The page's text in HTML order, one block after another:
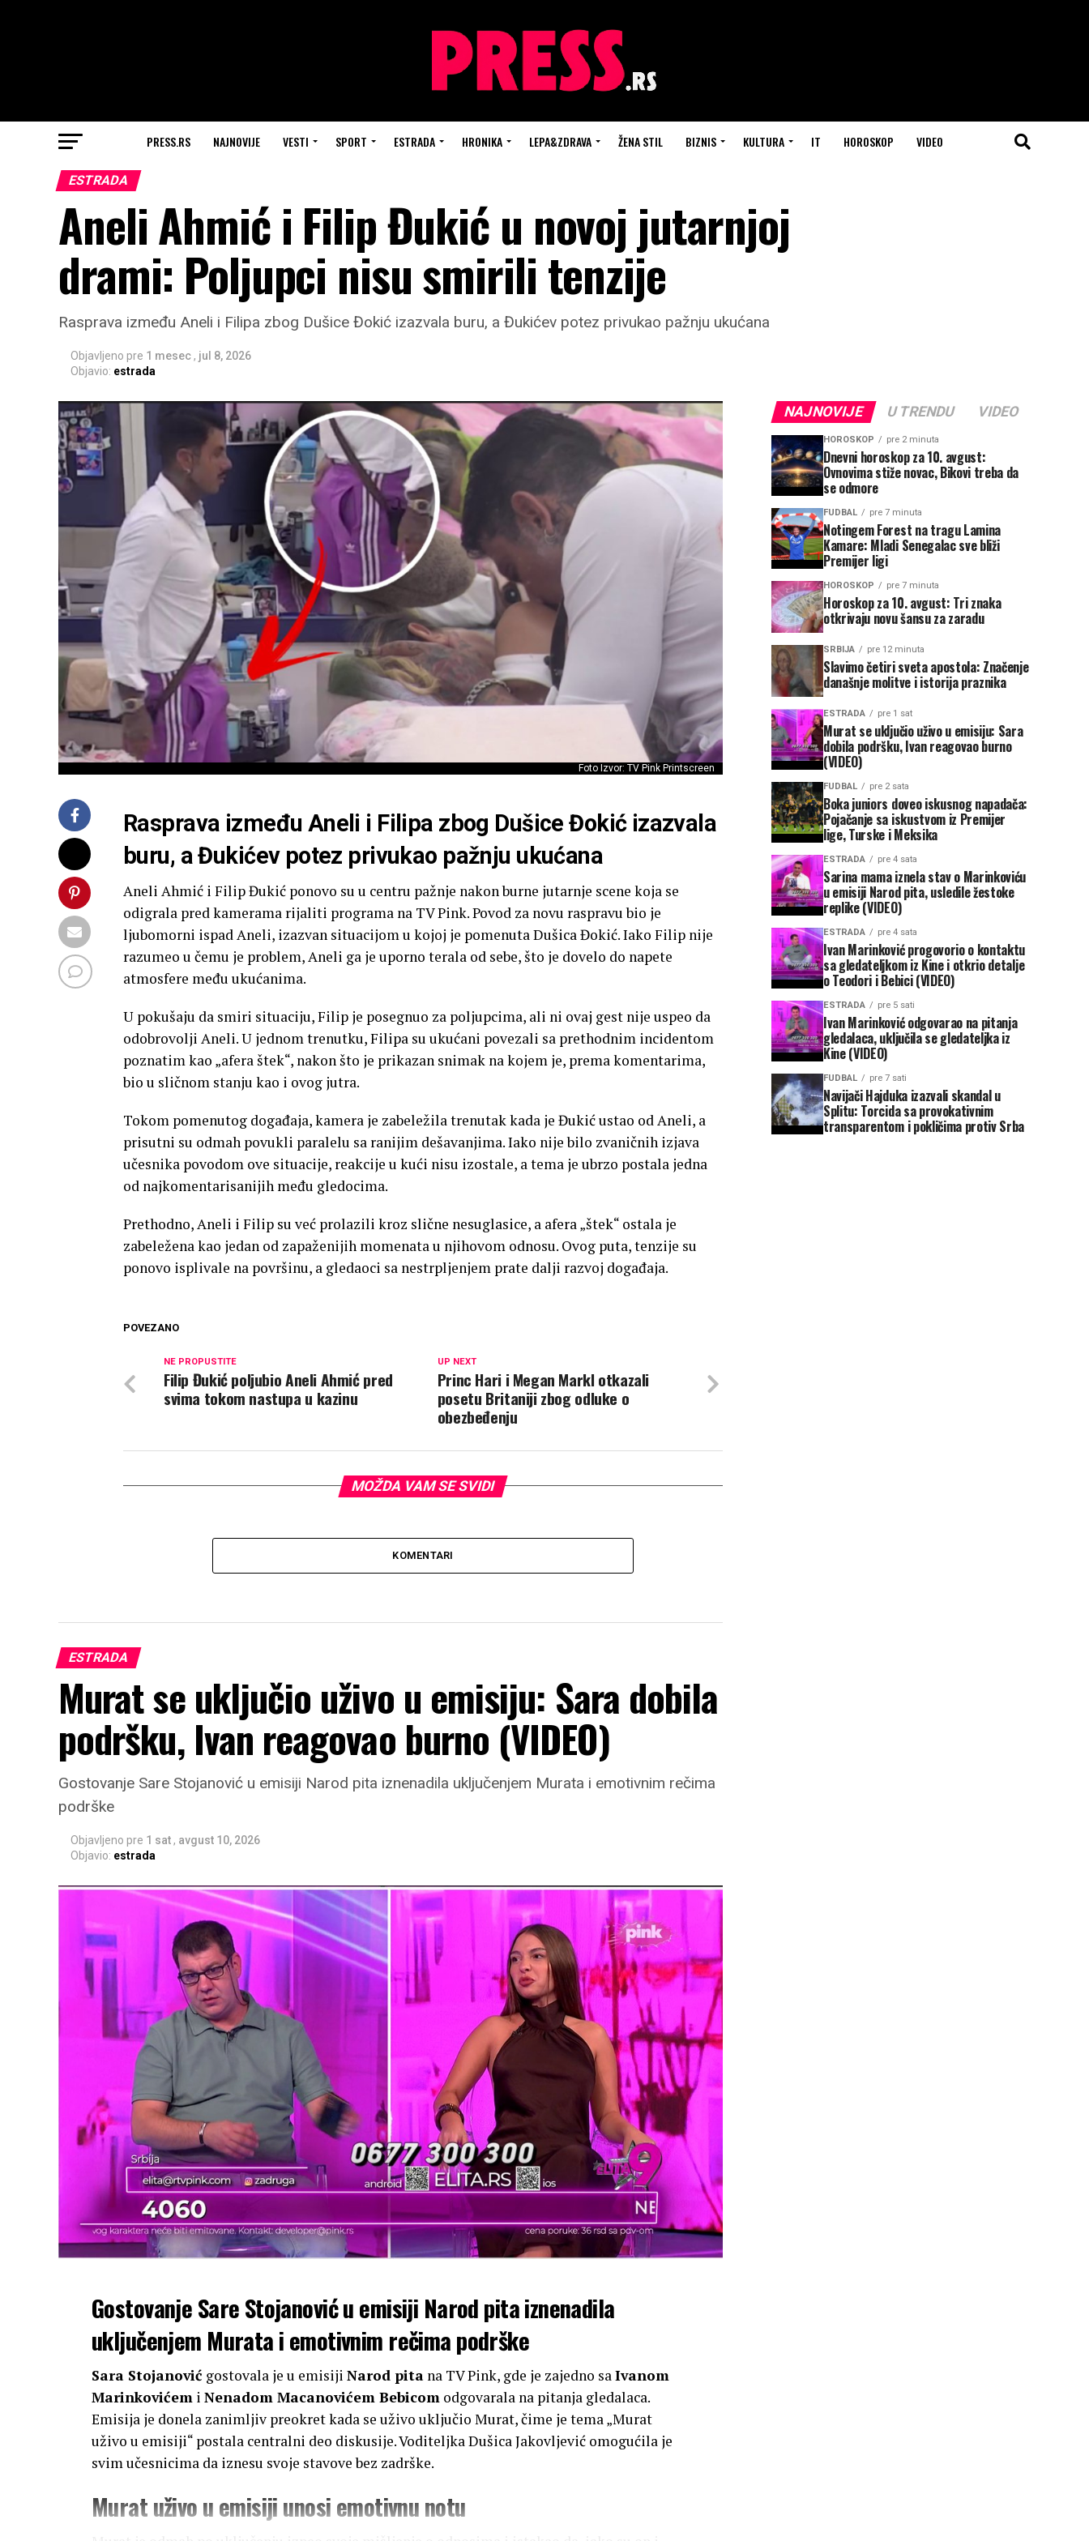
PRESS.RS NAJNOVIJE VESTI SPORT ESTRADA HRONIKA LEPA&ZDRAVA ŽENA STIL BIZNIS KULTURA IT HOROSKOP VIDEO
ESTRADA
Aneli Ahmić i Filip Đukić u novoj jutarnjoj
drami: Poljupci nisu smirili tenzije
Rasprava između Aneli i Filipa zbog Dušice Đokić izazvala buru, a Đukićev potez privukao pažnju ukućana
Objavljeno pre 1 mesec , jul 8, 2026
Objavio: estrada
Foto Izvor: TV Pink Printscreen
Rasprava između Aneli i Filipa zbog Dušice Đokić izazvala
buru, a Đukićev potez privukao pažnju ukućana
Aneli Ahmić i Filip Đukić ponovo su u centru pažnje nakon burne jutarnje scene koja se
odigrala pred kamerama rijaliti programa na TV Pink. Povod za novu raspravu bio je
ljubomorni ispad Aneli, izazvan situacijom u kojoj je pomenuta Dušica Đokić. Iako Filip nije
razumeo u čemu je problem, Aneli ga je uporno terala od sebe, što je dovelo do napete
atmosfere među ukućanima.
U pokušaju da smiri situaciju, Filip je posegnuo za poljupcima, ali ni ovaj gest nije uspeo da
odobrovolji Aneli. U jednom trenutku, Filipa su ukućani povezali sa prethodnim incidentom
poznatim kao „afera štek“, nakon što je prikazan snimak na kojem je, prema komentarima,
bio u sličnom stanju kao i ovog jutra.
Tokom pomenutog događaja, kamera je zabeležila trenutak kada je Đukić ustao od Aneli, a
prisutni su odmah povukli paralelu sa ranijim dešavanjima. Iako nije bilo zvaničnih izjava
učesnika povodom ove situacije, reakcije u kući nisu izostale, a tema je ubrzo postala jedna
od najkomentarisanijih među gledocima.
Prethodno, Aneli i Filip su već prolazili kroz slične nesuglasice, a afera „štek“ ostala je
zabeležena kao jedan od zapaženijih momenata u njihovom odnosu. Ovog puta, tenzije su
ponovo isplivale na površinu, a gledaoci sa nestrpljenjem prate dalji razvoj događaja.
POVEZANO
UP NEXT
Princ Hari i Megan Markl otkazali
posetu Britaniji zbog odluke o
obezbeđenju
NE PROPUSTITE
Filip Đukić poljubio Aneli Ahmić pred
svima tokom nastupa u kazinu
MOŽDA VAM SE SVIDI
KOMENTARI
ESTRADA
Murat se uključio uživo u emisiju: Sara dobila
podršku, Ivan reagovao burno (VIDEO)
Gostovanje Sare Stojanović u emisiji Narod pita iznenadila uključenjem Murata i emotivnim rečima
podrške
Objavljeno pre 1 sat , avgust 10, 2026
Objavio: estrada
Gostovanje Sare Stojanović u emisiji Narod pita iznenadila
uključenjem Murata i emotivnim rečima podrške
Sara Stojanović gostovala je u emisiji Narod pita na TV Pink, gde je zajedno saIvanom
Marinkovićem i Nenadom Macanovićem Bebicom odgovarala na pitanja gledalaca.
Emisija je donela zanimljiv preokret kada se uživo uključio Murat, čime je tema „Murat
uživo u emisiji“ postala centralni deo diskusije. Voditeljka Dušica Jakovljević omogućila je
svim učesnicima da iznesu svoje stavove bez zadrške.
Murat uživo u emisiji unosi emotivnu notu
NAJNOVIJE U TRENDU VIDEO
HOROSKOP pre 2 minuta
Dnevni horoskop za 10. avgust:
Ovnovima stiže novac, Bikovi treba da
se odmore
FUDBAL pre 7 minuta
Notingem Forest na tragu Lamina
Kamare: Mladi Senegalac sve bliži
Premijer ligi
HOROSKOP pre 7 minuta
Horoskop za 10. avgust: Tri znaka
otkrivaju novu šansu za zaradu
SRBIJA pre 12 minuta
Slavimo četiri sveta apostola: Značenje
današnje molitve i istorija praznika
ESTRADA pre 1 sat
Murat se uključio uživo u emisiju: Sara
dobila podršku, Ivan reagovao burno
(VIDEO)
FUDBAL pre 2 sata
Boka juniors doveo iskusnog napadača:
Pojačanje sa iskustvom iz Premijer
lige, Turske i Meksika
ESTRADA pre 4 sata
Sarina mama iznela stav o Marinkoviću
u emisiji Narod pita, usledile žestoke
replike (VIDEO)
ESTRADA pre 4 sata
Ivan Marinković progovorio o kontaktu
sa gledateljkom iz Kine i otkrio detalje
o Teodori i Bebici (VIDEO)
ESTRADA pre 5 sati
Ivan Marinković odgovarao na pitanja
gledalaca, uključila se gledateljka iz
Kine (VIDEO)
FUDBAL pre 7 sati
Navijači Hajduka izazvali skandal u
Splitu: Torcida sa provokativnim
transparentom i pokličima protiv Srba